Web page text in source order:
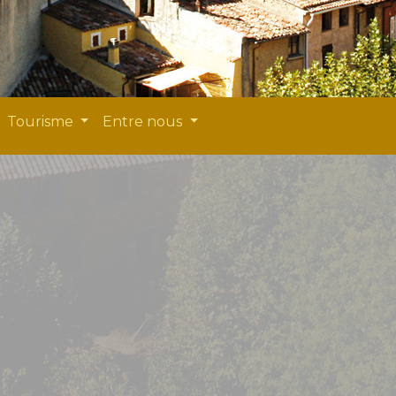
Tourisme Entre nous